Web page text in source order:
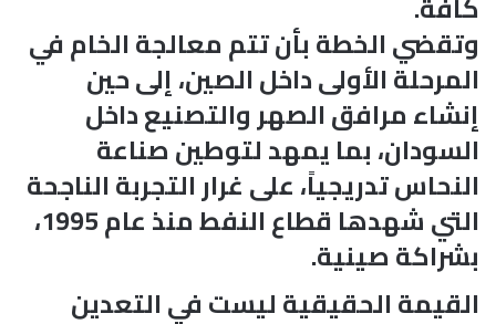
وتقضي الخطة بأن تتم معالجة الخام في
المرحلة الأولى داخل الصين، إلى حين
إنشاء مرافق الصهر والتصنيع داخل
السودان، بما يمهد لتوطين صناعة
النحاس تدريجياً، على غرار التجربة الناجحة
التي شهدها قطاع النفط منذ عام 1995،
بشراكة صينية.
القيمة الحقيقية ليست في التعدين